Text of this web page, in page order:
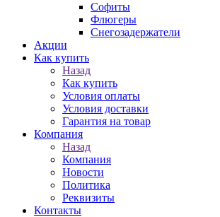
Софиты
Флюгеры
Снегозадержатели
Акции
Как купить
Назад
Как купить
Условия оплаты
Условия доставки
Гарантия на товар
Компания
Назад
Компания
Новости
Политика
Реквизиты
Контакты